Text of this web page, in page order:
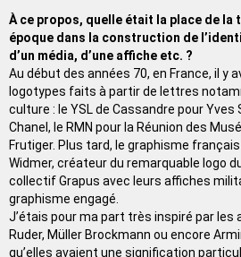
À ce propos, quelle était la place de la
époque dans la construction de
d’un média, d’une affiche etc. ?
Au début des années 70, en France, il y
logotypes faits à partir de lettres
culture : le YSL de Cassandre pour Yves
Chanel, le RMN pour la Réunion des
Frutiger. Plus tard, le graphisme
Widmer, créateur du remarquable logo
collectif Grapus avec leurs affiches
graphisme engagé.
J’étais pour ma part très inspiré par les
Ruder, Müller Brockmann ou encore
qu’elles avaient une signification